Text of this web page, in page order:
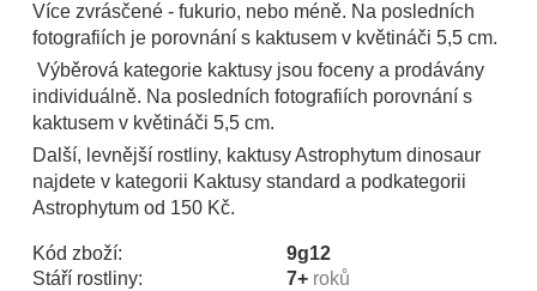
Více zvrásčené - fukurio, nebo méně. Na posledních
fotografiích je porovnání s kaktusem v květináči 5,5 cm.
Výběrová kategorie kaktusy jsou foceny a prodávány
individuálně. Na posledních fotografiích porovnání s
kaktusem v květináči 5,5 cm.
Další, levnější rostliny, kaktusy Astrophytum dinosaur
najdete v kategorii Kaktusy standard a podkategorii
Astrophytum od 150 Kč.
Kód zboží:
9g12
Stáří rostliny:
7+ roků